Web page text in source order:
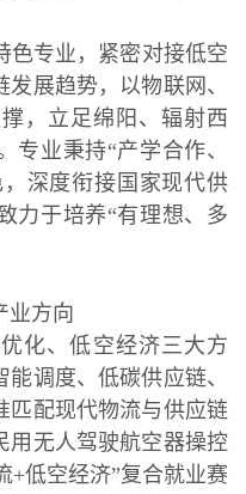
色专业，紧密对接低空
展趋势，以物联网、
，立足绵阳、辐射西
专业秉持“产学合作、
，深度衔接国家现代供
力于培养“有理想、多
业方向
化、低空经济三大方
调度、低碳供应链、
匹配现代物流与供应链
用无人驾驶航空器操控
+低空经济”复合就业赛